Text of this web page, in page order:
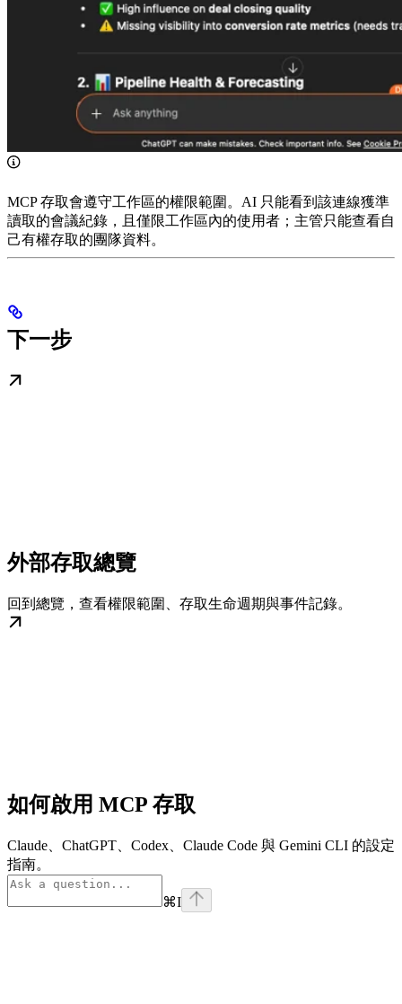
MCP 存取會遵守工作區的權限範圍。AI 只能看到該連線獲準
讀取的會議紀錄，且僅限工作區內的使用者；主管只能查看自
己有權存取的團隊資料。
下一步
外部存取總覽
回到總覽，查看權限範圍、存取生命週期與事件記錄。
如何啟用 MCP 存取
Claude、ChatGPT、Codex、Claude Code 與 Gemini CLI 的設定
指南。
⌘I